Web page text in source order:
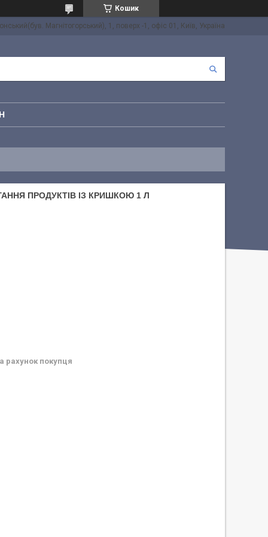
Кошик
Магнітогорський), 1, поверх -1, офіс 01, Київ, Україна
ПРОДУКТІВ ІЗ КРИШКОЮ 1 Л
рахунок покупця